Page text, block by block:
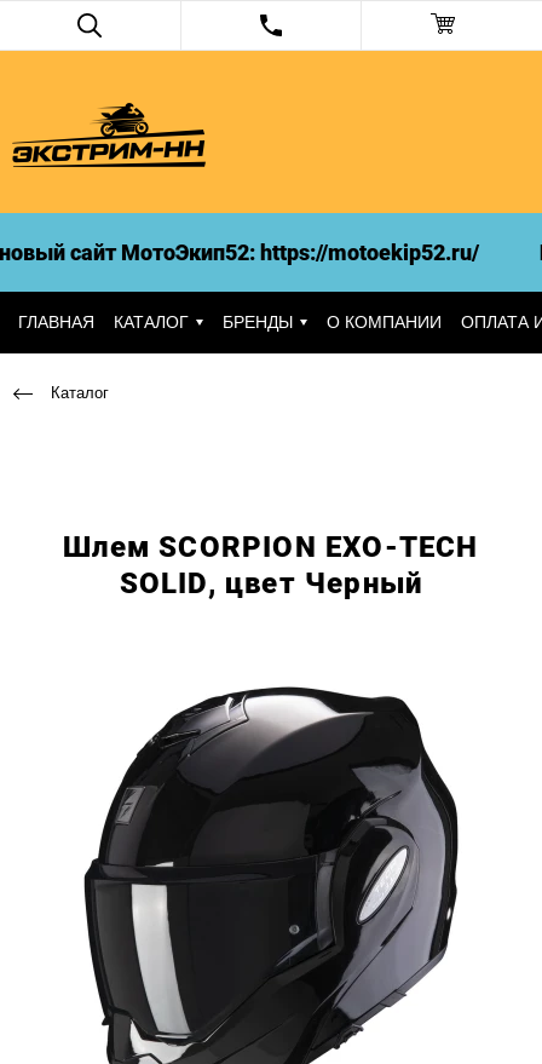
сайт МотоЭкип52: https://motoekip52.ru/
ГЛАВНАЯ КАТАЛОГ БРЕНДЫ О КОМПАНИИ ОПЛАТА
Каталог
Шлем SCORPION EXO-TECH
SOLID, цвет Черный